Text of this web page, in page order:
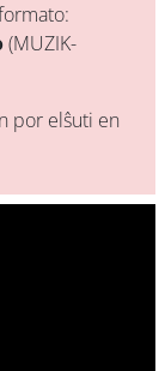
(MUZIK-
por elŝuti en